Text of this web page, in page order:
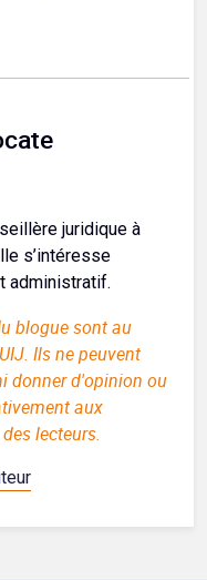
juridique à
s’intéresse
administratif.
blogue sont au
Ils ne peuvent
donner d'opinion ou
aux
lecteurs.